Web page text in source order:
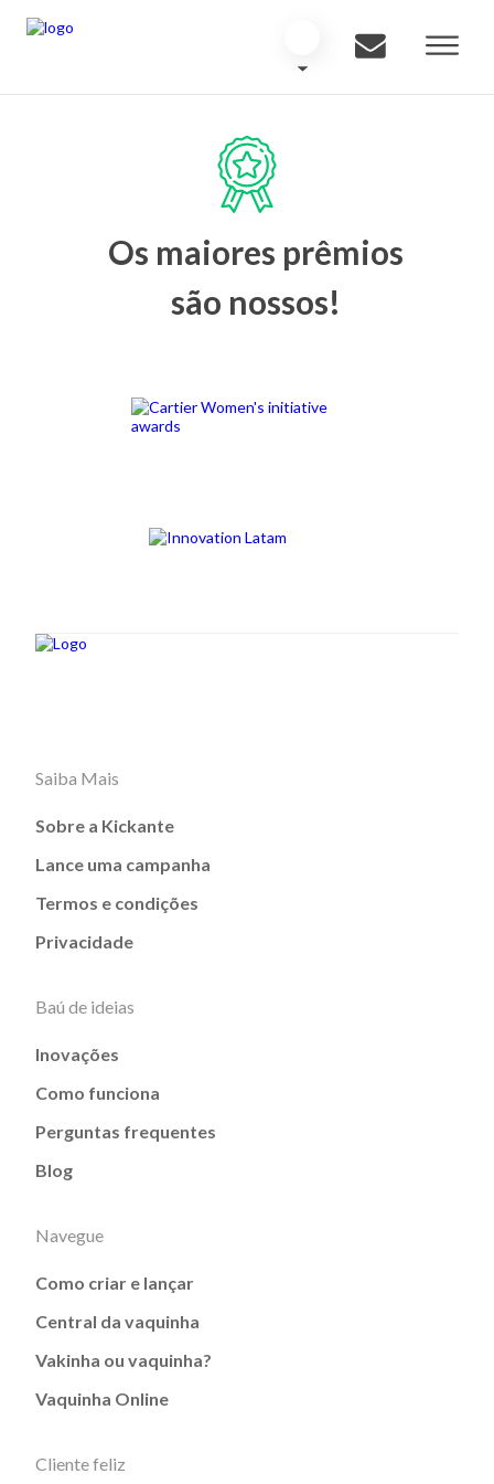
Os maiores prêmios
são nossos!
Saiba Mais
Sobre a Kickante
Lance uma campanha
Termos e condições
Privacidade
Baú de ideias
Inovações
Como funciona
Perguntas frequentes
Blog
Navegue
Como criar e lançar
Central da vaquinha
Vakinha ou vaquinha?
Vaquinha Online
Cliente feliz